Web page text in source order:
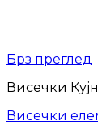
Брз преглед
Висечки
Висечки